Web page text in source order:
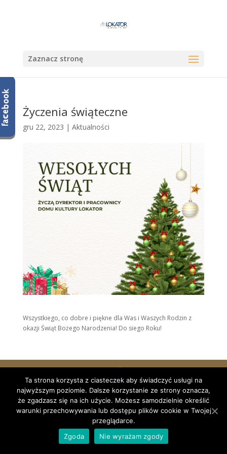
Zaznacz stronę
Życzenia świąteczne
gru 22, 2023 | Aktualności
Wszystkiego, co dobre i piękne dla Was i Waszych Rodzin z
okazji Świąt Bożego Narodzenia! Do siego Roku!
Dom Kultury Lokator w Zduńskiej Woli
Ta strona korzysta z ciasteczek aby świadczyć usługi na
najwyższym poziomie. Dalsze korzystanie ze strony oznacza,
że zgadzasz się na ich użycie. Możesz samodzielnie określić
warunki przechowywania lub dostępu plików cookie w Twojej
przeglądarce.
Zgoda
Nie wyrażam zgody